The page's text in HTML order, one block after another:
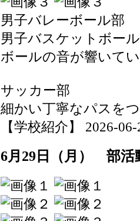
男子バレーボール部
男子バスケットボー
ボールの音が響いて
サッカー部
細かい丁寧なパスを
【学校紹介】 2026-
6月29日（月） 部活